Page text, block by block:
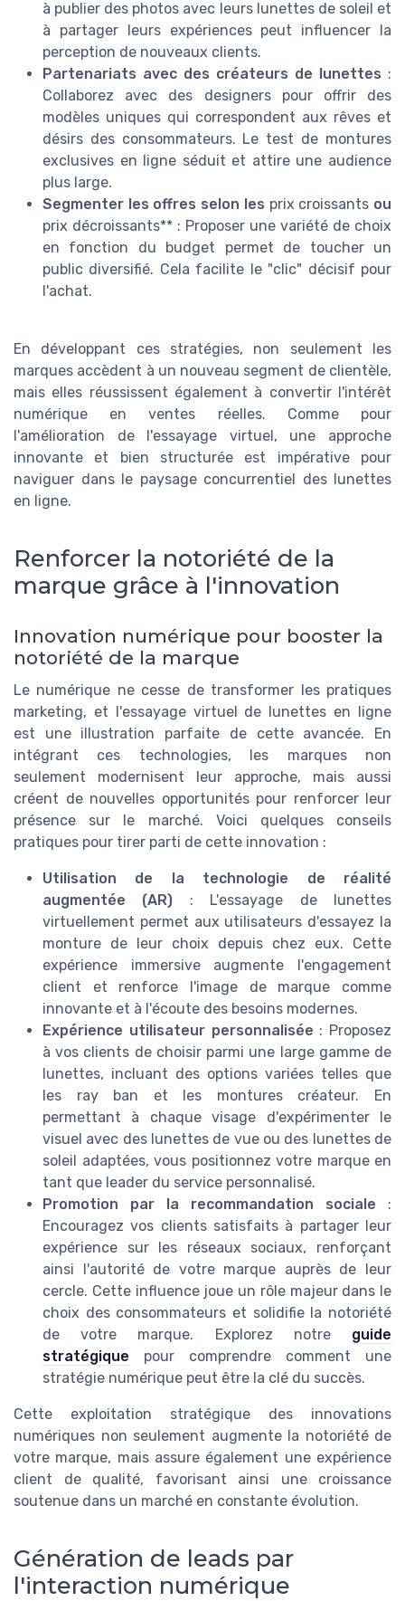
à publier des photos avec leurs lunettes de soleil et
à partager leurs expériences peut influencer la
perception de nouveaux clients.
Partenariats avec des créateurs de lunettes :
Collaborez avec des designers pour offrir des
modèles uniques qui correspondent aux rêves et
désirs des consommateurs. Le test de montures
exclusives en ligne séduit et attire une audience
plus large.
Segmenter les offres selon les prix croissants ou
prix décroissants** : Proposer une variété de choix
en fonction du budget permet de toucher un
public diversifié. Cela facilite le "clic" décisif pour
l'achat.
En développant ces stratégies, non seulement les
marques accèdent à un nouveau segment de clientèle,
mais elles réussissent également à convertir l'intérêt
numérique en ventes réelles. Comme pour
l'amélioration de l'essayage virtuel, une approche
innovante et bien structurée est impérative pour
naviguer dans le paysage concurrentiel des lunettes
en ligne.
Renforcer la notoriété de la
marque grâce à l'innovation
Innovation numérique pour booster la
notoriété de la marque
Le numérique ne cesse de transformer les pratiques
marketing, et l'essayage virtuel de lunettes en ligne
est une illustration parfaite de cette avancée. En
intégrant ces technologies, les marques non
seulement modernisent leur approche, mais aussi
créent de nouvelles opportunités pour renforcer leur
présence sur le marché. Voici quelques conseils
pratiques pour tirer parti de cette innovation :
Utilisation de la technologie de réalité
augmentée (AR) : L'essayage de lunettes
virtuellement permet aux utilisateurs d'essayez la
monture de leur choix depuis chez eux. Cette
expérience immersive augmente l'engagement
client et renforce l'image de marque comme
innovante et à l'écoute des besoins modernes.
Expérience utilisateur personnalisée : Proposez
à vos clients de choisir parmi une large gamme de
lunettes, incluant des options variées telles que
les ray ban et les montures créateur. En
permettant à chaque visage d'expérimenter le
visuel avec des lunettes de vue ou des lunettes de
soleil adaptées, vous positionnez votre marque en
tant que leader du service personnalisé.
Promotion par la recommandation sociale :
Encouragez vos clients satisfaits à partager leur
expérience sur les réseaux sociaux, renforçant
ainsi l'autorité de votre marque auprès de leur
cercle. Cette influence joue un rôle majeur dans le
choix des consommateurs et solidifie la notoriété
de votre marque. Explorez notre guide
stratégique pour comprendre comment une
stratégie numérique peut être la clé du succès.
Cette exploitation stratégique des innovations
numériques non seulement augmente la notoriété de
votre marque, mais assure également une expérience
client de qualité, favorisant ainsi une croissance
soutenue dans un marché en constante évolution.
Génération de leads par
l'interaction numérique